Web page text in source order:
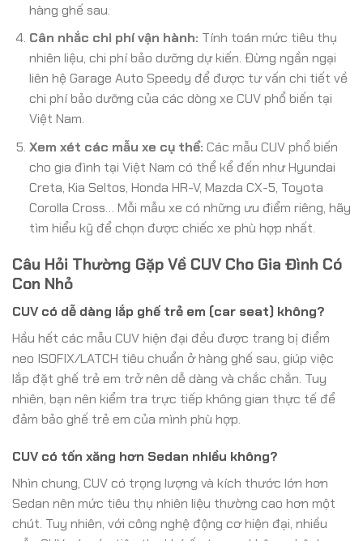
hàng ghế sau.
Cân nhắc chi phí vận hành: Tính toán mức tiêu thụ
nhiên liệu, chi phí bảo dưỡng dự kiến. Đừng ngần ngại
liên hệ Garage Auto Speedy để được tư vấn chi tiết về
chi phí bảo dưỡng của các dòng xe CUV phổ biến tại
Việt Nam.
Xem xét các mẫu xe cụ thể: Các mẫu CUV phổ biến
cho gia đình tại Việt Nam có thể kể đến như Hyundai
Creta, Kia Seltos, Honda HR-V, Mazda CX-5, Toyota
Corolla Cross… Mỗi mẫu xe có những ưu điểm riêng, hãy
tìm hiểu kỹ để chọn được chiếc xe phù hợp nhất.
Câu Hỏi Thường Gặp Về CUV Cho Gia Đình Có
Con Nhỏ
CUV có dễ dàng lắp ghế trẻ em (car seat) không?
Hầu hết các mẫu CUV hiện đại đều được trang bị điểm
neo ISOFIX/LATCH tiêu chuẩn ở hàng ghế sau, giúp việc
lắp đặt ghế trẻ em trở nên dễ dàng và chắc chắn. Tuy
nhiên, bạn nên kiểm tra trực tiếp không gian thực tế để
đảm bảo ghế trẻ em của mình phù hợp.
CUV có tốn xăng hơn Sedan nhiều không?
Nhìn chung, CUV có trọng lượng và kích thước lớn hơn
Sedan nên mức tiêu thụ nhiên liệu thường cao hơn một
chút. Tuy nhiên, với công nghệ động cơ hiện đại, nhiều